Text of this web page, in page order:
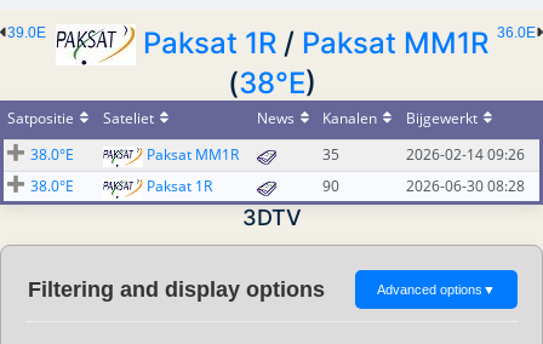
36.0E
39.0E Paksat 1R/ Paksat MM1R
(38°E)
Satpositie Sateliet News Kanalen
Bijgewerkt
38.0°E
Paksat MM1R 35
2026-02-14 09:26
38.0°E
Paksat 1R 90 2026-06-30 08:28
3DTV
Filtering and display options Advanced options ▼